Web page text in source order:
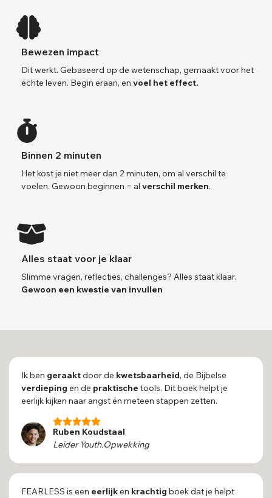
Bewezen impact
Dit werkt. Gebaseerd op de wetenschap, gemaakt voor het
échte leven. Begin eraan, en voel het effect.
Binnen 2 minuten
Het kost je niet meer dan 2 minuten, om al verschil te
voelen. Gewoon beginnen = al verschil merken.
Alles staat voor je klaar
Slimme vragen, reflecties, challenges? Alles staat klaar.
Gewoon een kwestie van invullen
Ik ben geraaktdoor de kwetsbaarheid, de Bijbelse
verdieping en de praktische tools. Dit boek helpt je
eerlijk kijken naar angst én meteen stappen zetten.
Ruben Koudstaal
Leider Youth.Opwekking
FEARLESS is een eerlijken krachtig boek dat je helpt